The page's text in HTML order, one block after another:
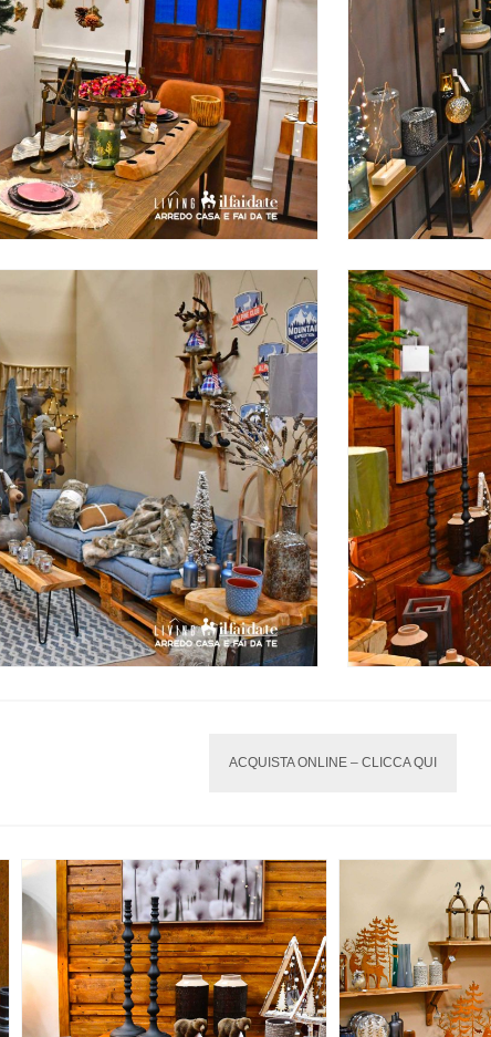
ACQUISTA ONLINE – CLICCA QUI